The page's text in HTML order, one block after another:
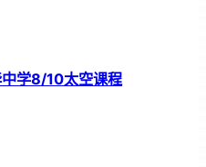
学8/10太空课程